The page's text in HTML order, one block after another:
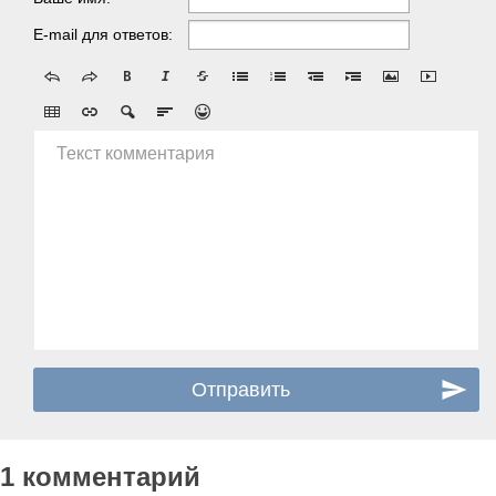
E-mail для ответов:
Текст комментария
1 комментарий